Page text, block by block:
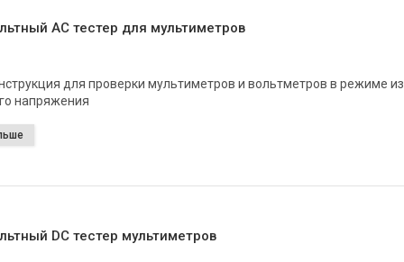
AC тестер для мультиметров
для проверки мультиметров и вольтметров в режиме
напряжения
DC тестер мультиметров